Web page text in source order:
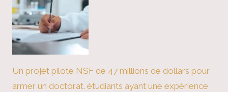
Un projet pilote NSF de 47 millions de dollars pour
armer un doctorat. étudiants ayant une expérience